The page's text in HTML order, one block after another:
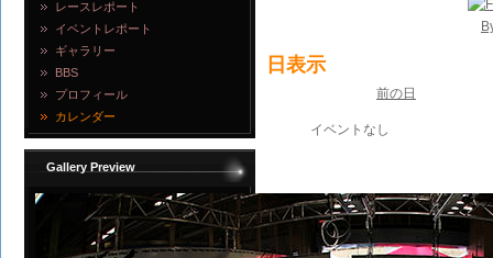
レースレポート
イベントレポート
ギャラリー
BBS
プロフィール
カレンダー
Gallery Preview
日表示
前の日
イベントなし